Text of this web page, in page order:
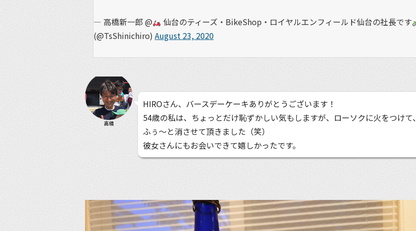
— 高橋新一郎 @
仙台のティーズ・BikeShop・ロイヤルエンフィールド仙台の社長です
(@TsShinichiro) August 23, 2020
高橋
HIROさん、バースデーケーキありがとうございます！
54歳の私は、ちょっとだけ恥ずかしい気もしますが、ローソクに火をつけて、
ふぅ〜と消させて頂きました（笑）
彼女さんにもお会いできて嬉しかったです。